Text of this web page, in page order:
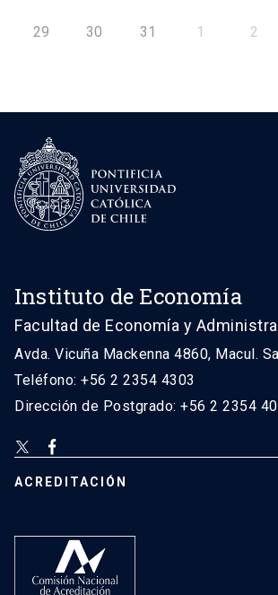
29 30 31 1 2
Instituto de Economía
Facultad de Economía y
Avda. Vicuña Mackenna 4860, Macul.
Teléfono: +56 2 2354 4303
Dirección de Postgrado: +56 2 2354
ACREDITACIÓN